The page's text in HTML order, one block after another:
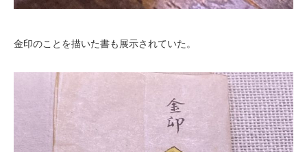
金印のことを描いた書も展示されていた。